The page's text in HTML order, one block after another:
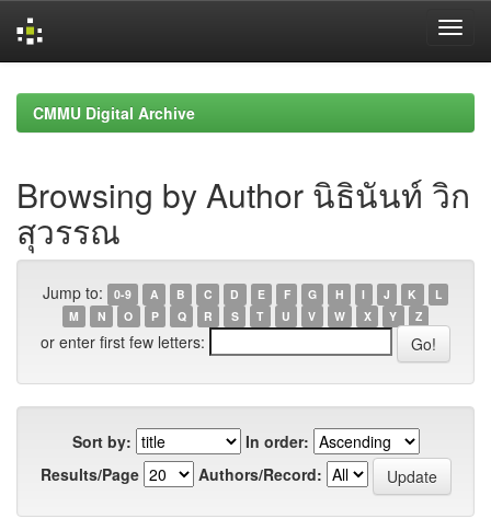
navigationCMMU Digital Archive
Browsing by Author นิธินันท์ วิก
สุวรรณ
Jump to: 0-9 A B C D E F G H I J K
L
M
N O P Q R S T U V W X Y Z
or enter first few letters:
Sort by:
In order:
Results/Page
Authors/Record: